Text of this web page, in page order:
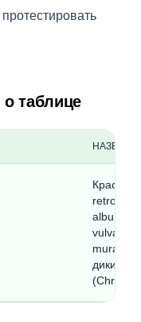
таблице
album)
vulvaria)
murale)
дикий